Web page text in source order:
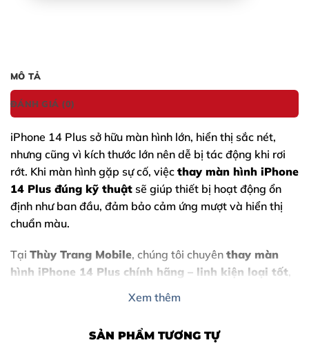
MÔ TẢ
ĐÁNH GIÁ (0)
iPhone 14 Plus sở hữu màn hình lớn, hiển thị sắc nét,
nhưng cũng vì kích thước lớn nên dễ bị tác động khi rơi
rớt. Khi màn hình gặp sự cố, việc thay màn hình iPhone
14 Plus đúng kỹ thuật sẽ giúp thiết bị hoạt động ổn
định như ban đầu, đảm bảo cảm ứng mượt và hiển thị
chuẩn màu.
Tại Thùy Trang Mobile, chúng tôi chuyên thay màn
hình iPhone 14 Plus chính hãng – linh kiện loại tốt,
, bảo hành rõ ràng.
Xem thêm
SẢN PHẨM TƯƠNG TỰ